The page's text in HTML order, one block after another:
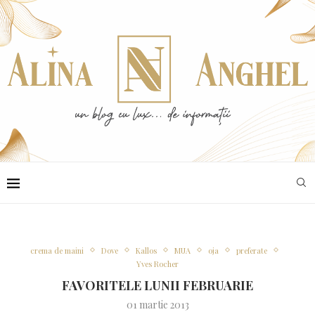
crema de maini Dove Kallos MUA oja
preferate
Yves Rocher
FAVORITELE LUNII FEBRUARIE
01 martie 2013